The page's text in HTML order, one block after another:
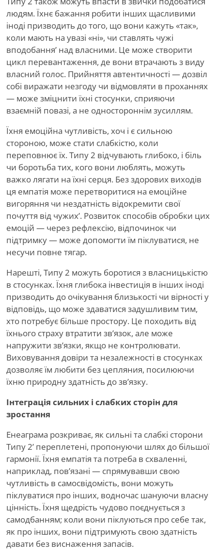
людям. Їхнє бажання робити інших щасливими
іноді призводить до того, що вони кажуть «так»,
коли мають на увазі «ні», чи ставлять чужі
вподобання’ над власними. Це може створити
цикл перевантаження, де вони втрачають з виду
власний голос. Прийняття автентичності — дозвіл
собі виражати незгоду чи відмовляти в проханнях
— може зміцнити їхні стосунки, сприяючи
взаємній повазі, а не одностороннім зусиллям.
Їхня емоційна чутливість, хоч і є сильною
стороною, може стати слабкістю, коли
переповнює їх. Типу 2 відчувають глибоко, і біль
чи боротьба тих, кого вони люблять, можуть
важко лягати на їхні серця. Без здорових виходів
ця емпатія може перетворитися на емоційне
вигоряння чи нездатність відокремити свої
почуття від чужих’. Розвиток способів обробки цих
емоцій — через рефлексію, відпочинок чи
підтримку — може допомогти їм піклуватися, не
несучи повне тягар.
Нарешті, Типу 2 можуть боротися з власницькістю
в стосунках. Їхня глибока інвестиція в інших іноді
призводить до очікування близькості чи вірності у
відповідь, що може здаватися задушливим тим,
хто потребує більше простору. Це походить від
їхнього страху втратити зв’язок, але може
напружити зв’язки, якщо не контролювати.
Виховування довіри та незалежності в стосунках
дозволяє їм любити без цепляния, посилюючи
їхню природну здатність до зв’язку.
Інтеграція сильних і слабких сторін для
зростання
Енеаграма розкриває, як сильні та слабкі сторони
Типу 2’ переплетені, пропонуючи шлях до більшої
гармонії. Їхня емпатія та потреба в схваленні,
наприклад, пов’язані — спрямувавши свою
чутливість в самосвідомість, вони можуть
піклуватися про інших, водночас шануючи власну
цінність. Їхня щедрість чудово поєднується з
самодбанням; коли вони піклуються про себе так,
як про інших, вони підтримують свою здатність
давати без виснаження запасів.